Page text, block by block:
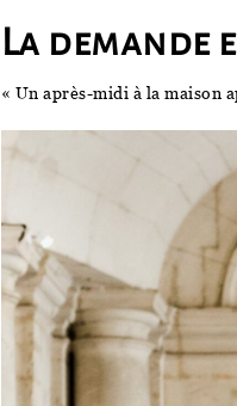
La demande
« Un après-midi à la maison